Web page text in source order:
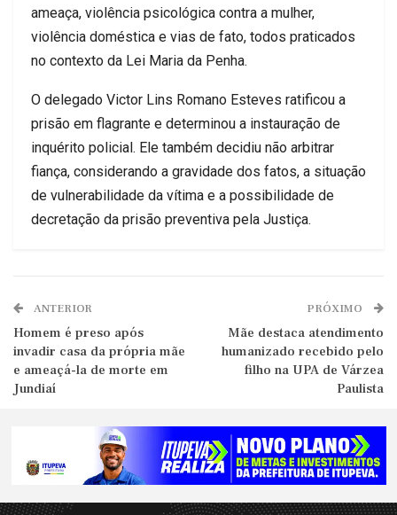
ameaça, violência psicológica contra a mulher,
violência doméstica e vias de fato, todos praticados
no contexto da Lei Maria da Penha.
O delegado Victor Lins Romano Esteves ratificou a
prisão em flagrante e determinou a instauração de
inquérito policial. Ele também decidiu não arbitrar
fiança, considerando a gravidade dos fatos, a situação
de vulnerabilidade da vítima e a possibilidade de
decretação da prisão preventiva pela Justiça.
ANTERIOR
Homem é preso após
invadir casa da própria mãe
e ameaçá-la de morte em
Jundiaí
PRÓXIMO
Mãe destaca atendimento
humanizado recebido pelo
filho na UPA de Várzea
Paulista